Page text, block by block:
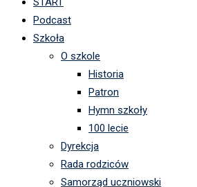
Podcast
Szkoła
O szkole
Historia
Patron
Hymn szkoły
100 lecie
Dyrekcja
Rada rodziców
Samorząd uczniowski